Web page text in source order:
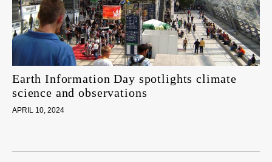
Earth Information Day spotlights climate
science and observations
APRIL 10, 2024